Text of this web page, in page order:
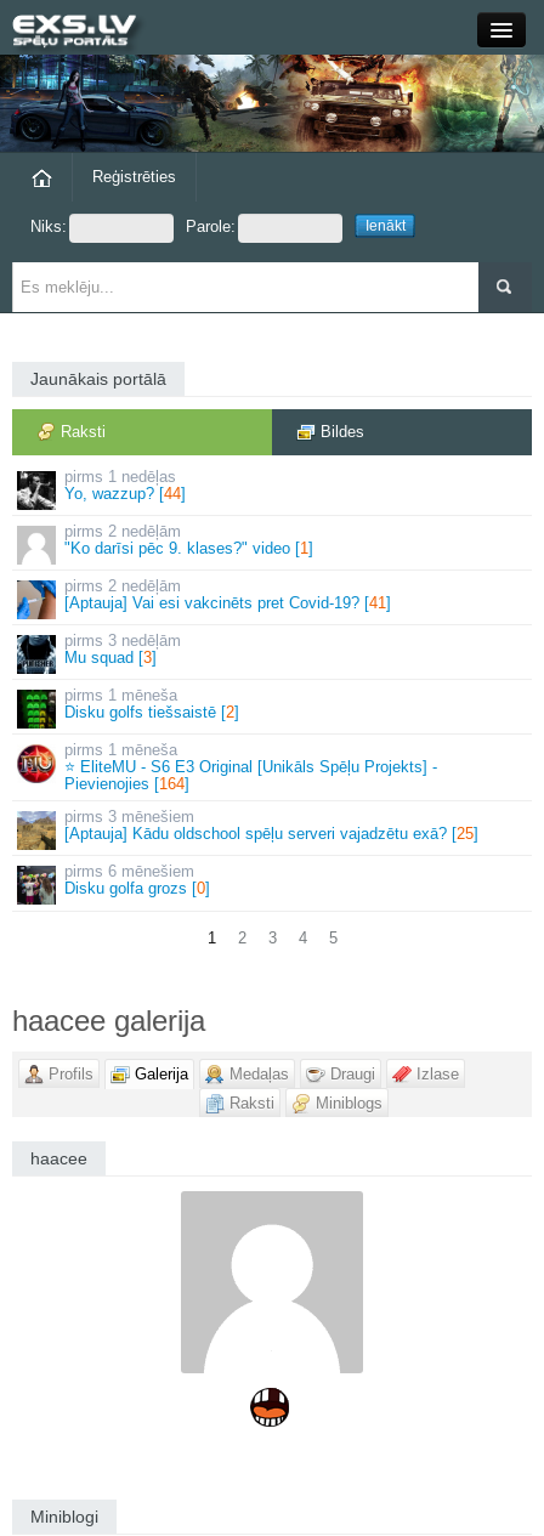
Close
Forums
Grupas
Reģistrēties
Niks: Parole:
Jaunākais portālā
Raksti Bildes
1 nedēļas
Yo, wazzup? [44]
2 nedēļām
"Ko darīsi pēc 9. klases?" video [1]
2 nedēļām
[Aptauja] Vai esi vakcinēts pret Covid-19? [41]
3 nedēļām
Mu squad [3]
1 mēneša
Disku golfs tiešsaistē [2]
1 mēneša
⭐ EliteMU - S6 E3 Original [Unikāls Spēļu Projekts] -
Pievienojies [164]
3 mēnešiem
[Aptauja] Kādu oldschool spēļu serveri vajadzētu exā? [25]
6 mēnešiem
Disku golfa grozs [0]
1 2 3 4 5
haacee galerija
Profils Galerija Medaļas Draugi
Izlase
Raksti
Miniblogs
haacee
Miniblogi